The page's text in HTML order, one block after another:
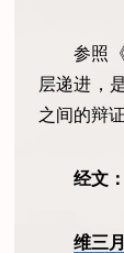
参照
层递进，
之间的辩
经文：
维三